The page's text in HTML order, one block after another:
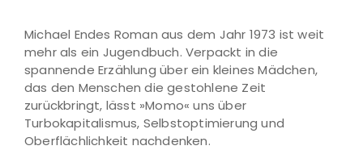
Michael Endes Roman aus dem Jahr 1973 ist weit
mehr als ein Jugendbuch. Verpackt in die
spannende Erzählung über ein kleines Mädchen,
das den Menschen die gestohlene Zeit
zurückbringt, lässt »Momo« uns über
Turbokapitalismus, Selbstoptimierung und
Oberflächlichkeit nachdenken.